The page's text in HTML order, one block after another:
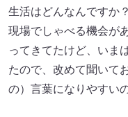
生活はどんなんですか
現場でしゃべる機会が
ってきてたけど、いま
たので、改めて聞いて
の）言葉になりやすい